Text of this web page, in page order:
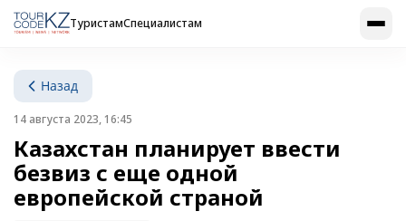
ТуристамСпециалистам
Назад
14 августа 2023, 16:45
Казахстан планирует ввести
безвиз с еще одной
европейской страной